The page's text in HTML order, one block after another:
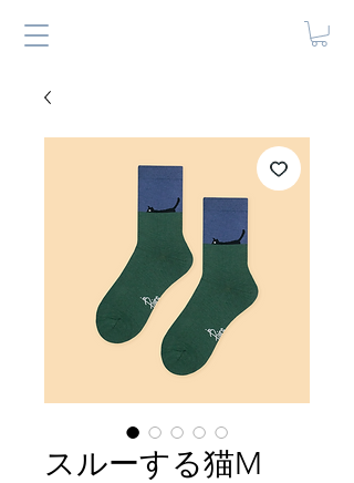
スルーする猫M